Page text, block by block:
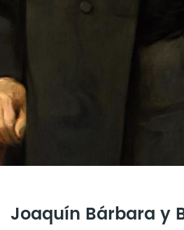
Joaquín Bárbara y